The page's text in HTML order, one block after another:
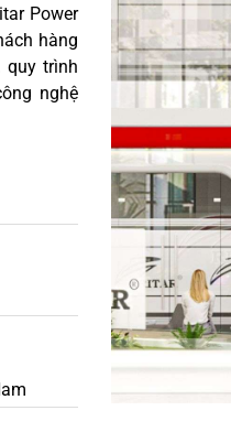
Power
hàng
trình
nghệ